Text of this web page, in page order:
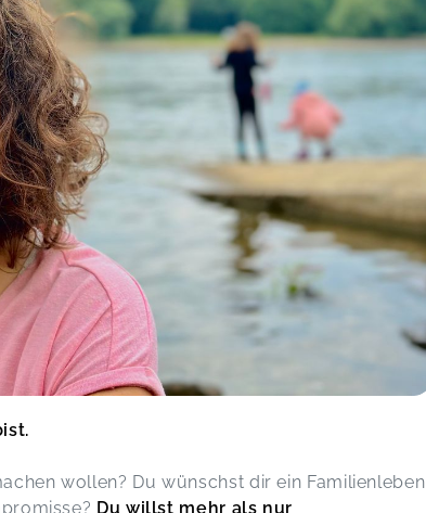
19
14
Ein sehr informatives und
kurzweiliges Zoom Meeting.
Wahnsinnig viel Input. Vielen Dank
Yvonne
🤝 Fachinput & Austausch beim
WerkstattTALK (kostenlos)
Yvonne,
Ein allround Überblick, lieben Dank!
Es war großartig!💓
🤝 Fachinput & Austausch beim
WerkstattTALK (kostenlos)
Wie immer toll mit dir zu arbeiten,
liebe Nancy ❤️
wollen? Du wünschst dir ein Familienleben
Du willst mehr als nur